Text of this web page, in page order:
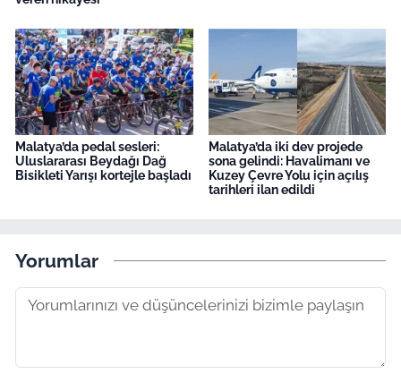
Malatya’da pedal sesleri:
Uluslararası Beydağı Dağ
Bisikleti Yarışı kortejle başladı
Malatya’da iki dev projede
sona gelindi: Havalimanı ve
Kuzey Çevre Yolu için açılış
tarihleri ilan edildi
Yorumlar